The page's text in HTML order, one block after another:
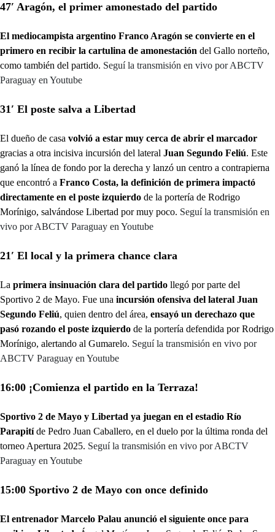
47′ Aragón, el primer amonestado del partido
El mediocampista argentino Franco Aragón se convierte en el
primero en recibir la cartulina de amonestación del Gallo norteño,
como también del partido. Seguí la transmisión en vivo por ABCTV
Paraguay en Youtube
31′ El poste salva a Libertad
El dueño de casa volvió a estar muy cerca de abrir el marcador
gracias a otra incisiva incursión del lateral Juan Segundo Feliú. Este
ganó la línea de fondo por la derecha y lanzó un centro a contrapierna
que encontró a Franco Costa, la definición de primera impactó
directamente en el poste izquierdo de la portería de Rodrigo
Morínigo, salvándose Libertad por muy poco. Seguí la transmisión en
vivo por ABCTV Paraguay en Youtube
21′ El local y la primera chance clara
La primera insinuación clara del partido llegó por parte del
Sportivo 2 de Mayo. Fue una incursión ofensiva del lateral Juan
Segundo Feliú, quien dentro del área, ensayó un derechazo que
pasó rozando el poste izquierdo de la portería defendida por Rodrigo
Morínigo, alertando al Gumarelo. Seguí la transmisión en vivo por
ABCTV Paraguay en Youtube
16:00 ¡Comienza el partido en la Terraza!
Sportivo 2 de Mayo y Libertad ya juegan en el estadio Río
Parapitíde Pedro Juan Caballero, en el duelo por la última ronda del
torneo Apertura 2025. Seguí la transmisión en vivo por ABCTV
Paraguay en Youtube
15:00 Sportivo 2 de Mayo con once definido
El entrenador Marcelo Palau anunció el siguiente once para